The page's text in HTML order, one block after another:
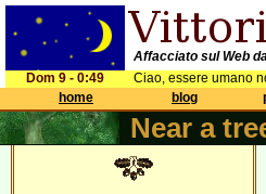
Affacciato sul Web
Dom 9 - 0:49
Ciao, essere umano
home
blog
Near a